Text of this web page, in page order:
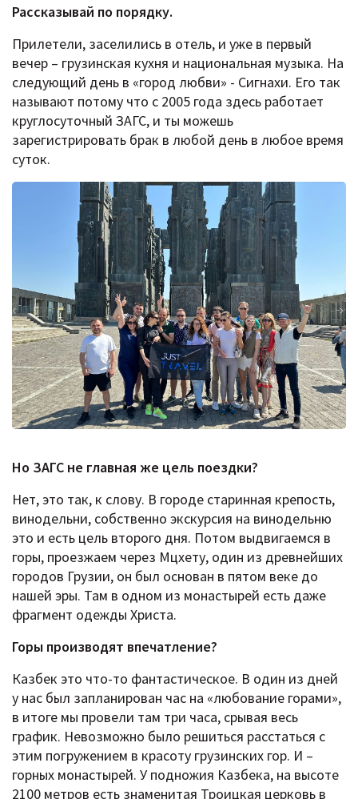
Рассказывай по порядку.
Прилетели, заселились в отель, и уже в первый
вечер – грузинская кухня и национальная музыка. На
следующий день в «город любви» - Сигнахи. Его так
называют потому что с 2005 года здесь работает
круглосуточный ЗАГС, и ты можешь
зарегистрировать брак в любой день в любое время
суток.
Но ЗАГС не главная же цель поездки?
Нет, это так, к слову. В городе старинная крепость,
винодельни, собственно экскурсия на винодельню
это и есть цель второго дня. Потом выдвигаемся в
горы, проезжаем через Мцхету, один из древнейших
городов Грузии, он был основан в пятом веке до
нашей эры. Там в одном из монастырей есть даже
фрагмент одежды Христа.
Горы производят впечатление?
Казбек это что-то фантастическое. В один из дней
у нас был запланирован час на «любование горами»,
в итоге мы провели там три часа, срывая весь
график. Невозможно было решиться расстаться с
этим погружением в красоту грузинских гор. И –
горных монастырей. У подножия Казбека, на высоте
2100 метров есть знаменитая Троицкая церковь в